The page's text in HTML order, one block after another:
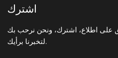
اشترك
على اطلاع، اشترك، ونحن نرحب بك
لتخبرنا برأيك.